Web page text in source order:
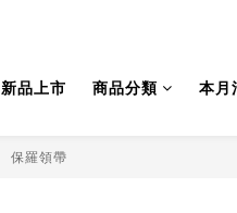
新品上市 商品分類 本月
保羅領帶